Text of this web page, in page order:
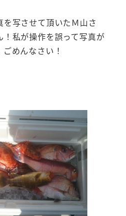
写させて頂いたＭ山さ
私が操作を誤って写真が
めんなさい！